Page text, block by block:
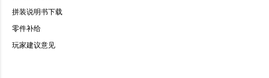
拼装说明书下载
零件补给
玩家建议意见